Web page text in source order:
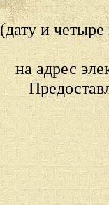
(дату и
на адрес